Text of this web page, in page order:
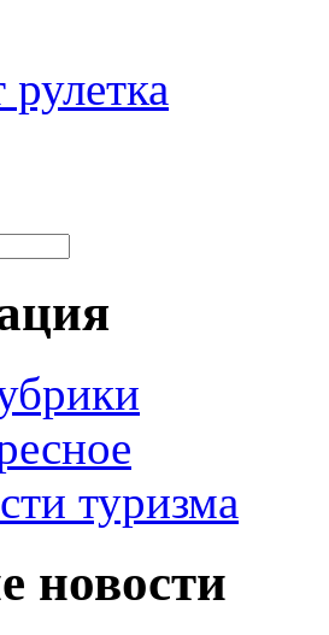
рулетка
туризма
новости